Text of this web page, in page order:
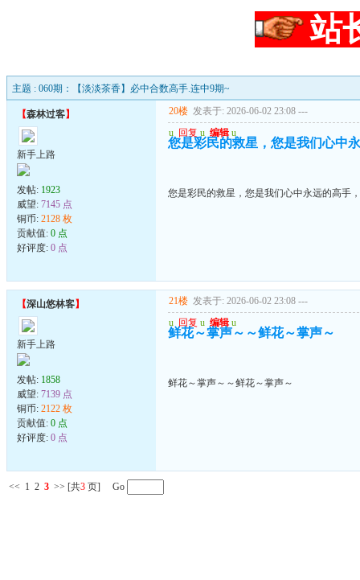
站
主题 : 060期：【淡淡茶香】必中合数高手.连中9期~
【森林过客】
新手上路
发帖: 1923
威望: 7145 点
铜币: 2128 枚
贡献值: 0 点
好评度: 0 点
20楼 发表于: 2026-06-02 23:08 ---
u 回复 u 编辑 u
您是彩民的救星，您是我们心中
您是彩民的救星，您是我们心中永远的高手
【深山悠林客】
新手上路
发帖: 1858
威望: 7139 点
铜币: 2122 枚
贡献值: 0 点
好评度: 0 点
21楼 发表于: 2026-06-02 23:08 ---
u 回复 u 编辑 u
鲜花～掌声～～鲜花～掌声～
鲜花～掌声～～鲜花～掌声～
<< 1 2 3 >> [共3 页] Go